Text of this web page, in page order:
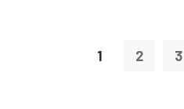
1 2 3